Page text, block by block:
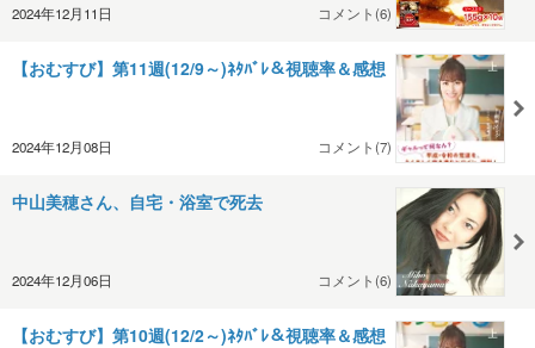
2024年12月11日 コメント(6)
【おむすび】第11週(12/9～)ﾈﾀﾊﾞﾚ＆視聴率＆感想
2024年12月08日 コメント(7)
中山美穂さん、自宅・浴室で死去
2024年12月06日 コメント(6)
【おむすび】第10週(12/2～)ﾈﾀﾊﾞﾚ＆視聴率＆感想